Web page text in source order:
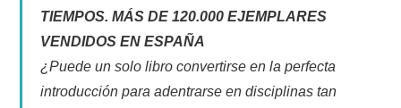
TIEMPOS. MÁS DE 120.000 EJEMPLARES
VENDIDOS EN ESPAÑA
¿Puede un solo libro convertirse en la perfecta
introducción para adentrarse en disciplinas tan